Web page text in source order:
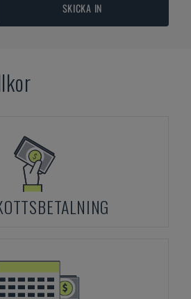
SKICKA IN